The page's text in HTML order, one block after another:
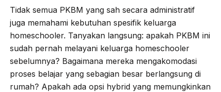
Tidak semua PKBM yang sah secara administratif
juga memahami kebutuhan spesifik keluarga
homeschooler. Tanyakan langsung: apakah PKBM ini
sudah pernah melayani keluarga homeschooler
sebelumnya? Bagaimana mereka mengakomodasi
proses belajar yang sebagian besar berlangsung di
rumah? Apakah ada opsi hybrid yang memungkinkan